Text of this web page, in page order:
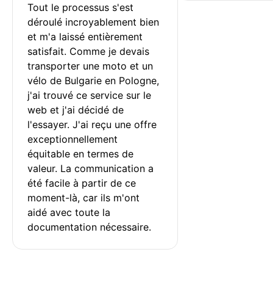
Tout le processus s'est
déroulé incroyablement bien
et m'a laissé entièrement
satisfait. Comme je devais
transporter une moto et un
vélo de Bulgarie en Pologne,
j'ai trouvé ce service sur le
web et j'ai décidé de
l'essayer. J'ai reçu une offre
exceptionnellement
équitable en termes de
valeur. La communication a
été facile à partir de ce
moment-là, car ils m'ont
aidé avec toute la
documentation nécessaire.